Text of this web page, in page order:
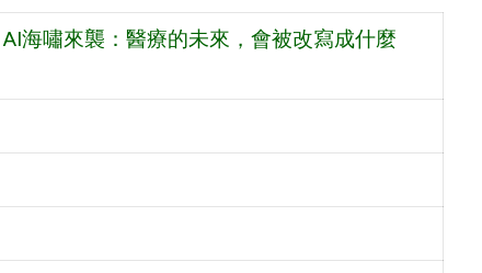
海嘯來襲：醫療的未來，會被改寫成什麼